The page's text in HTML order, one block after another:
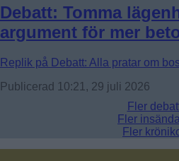
Debatt: Tomma
argument för mer
Replik på Debatt: Alla pratar om
Publicerad 10:21, 29 juli 2026
Fler
Fler
Fler